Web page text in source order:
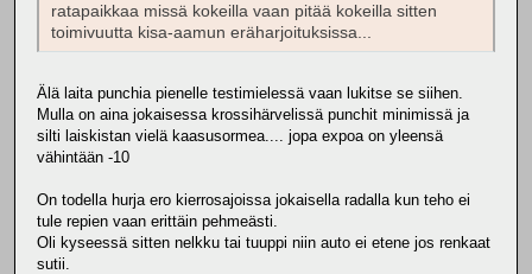
ratapaikkaa missä kokeilla vaan pitää kokeilla sitten
toimivuutta kisa-aamun eräharjoituksissa...
Älä laita punchia pienelle testimielessä vaan lukitse se siihen.
Mulla on aina jokaisessa krossihärvelissä punchit minimissä ja
silti laiskistan vielä kaasusormea.... jopa expoa on yleensä
vähintään -10
On todella hurja ero kierrosajoissa jokaisella radalla kun teho ei
tule repien vaan erittäin pehmeästi.
Oli kyseessä sitten nelkku tai tuuppi niin auto ei etene jos renkaat
sutii.